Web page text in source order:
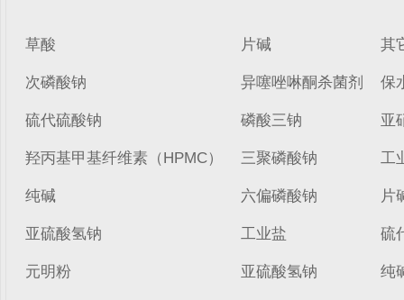
草酸
次磷酸钠
硫代硫酸钠
羟丙基甲基纤维素（HPMC）
纯碱
亚硫酸氢钠
元明粉
片碱
异噻唑啉酮杀菌剂
磷酸三钠
三聚磷酸钠
六偏磷酸钠
工业盐
亚硫酸氢钠
其
保
亚
工
片
硫
纯